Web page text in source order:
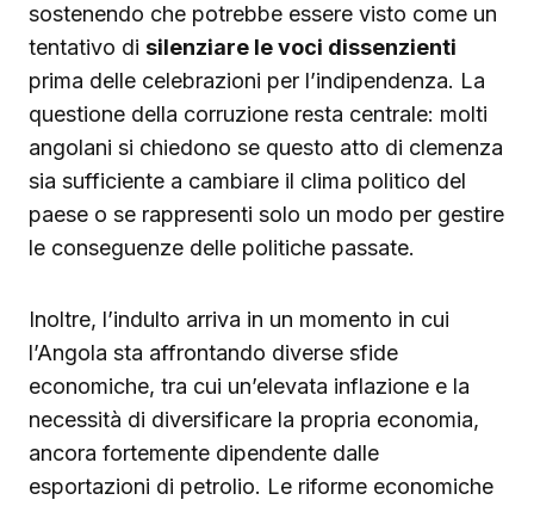
sostenendo che potrebbe essere visto come un
tentativo di silenziare le voci dissenzienti
prima delle celebrazioni per l’indipendenza. La
questione della corruzione resta centrale: molti
angolani si chiedono se questo atto di clemenza
sia sufficiente a cambiare il clima politico del
paese o se rappresenti solo un modo per gestire
le conseguenze delle politiche passate.
Inoltre, l’indulto arriva in un momento in cui
l’Angola sta affrontando diverse sfide
economiche, tra cui un’elevata inflazione e la
necessità di diversificare la propria economia,
ancora fortemente dipendente dalle
esportazioni di petrolio. Le riforme economiche